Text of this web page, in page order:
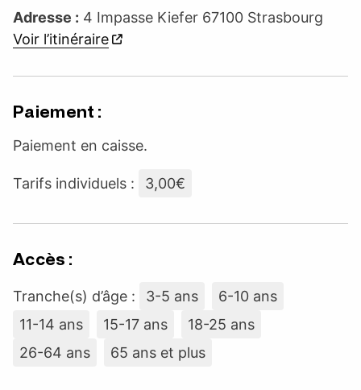
Adresse : 4 Impasse Kiefer 67100 Strasbourg
Voir l’itinéraire
Paiement :
Paiement en caisse.
Tarifs individuels : 3,00€
Accès :
Tranche(s) d’âge : 3-5 ans
6-10 ans
11-14 ans
15-17 ans
18-25 ans
26-64 ans
65 ans et plus